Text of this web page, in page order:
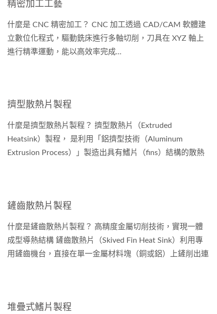
精密加工工藝
什麼是 CNC 精密加工？ CNC 加工透過 CAD/CAM 軟體建
立數位化程式，驅動銑床進行多軸切削，刀具在 XYZ 軸上
進行精準運動，能以高效率完成...
擠型散熱片製程
什麼是擠型散熱片製程？ 擠型散熱片（Extruded
Heatsink）製程， 是利用「鋁擠型技術（Aluminum
Extrusion Process）」製造出具有鰭片（fins）結構的散熱
鏟齒散熱片製程
什麼是鏟齒散熱片製程？ 高精度金屬切削技術，實現一體
成型導熱結構 鏟齒散熱片（Skived Fin Heat Sink）利用專
用鏟齒機台，直接在單一金屬材料塊（銅或鋁）上鏟削出連
顧散熱效率與加工靈活度。
堆疊式鰭片製程